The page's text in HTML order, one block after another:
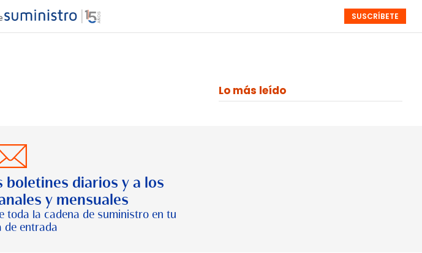
INTERMODAL PROTAGONISTAS
SEMANALES
MONOGRÁFICOS EVENTOS
SUSCRÍBETE
Lo más leído
diarios y a los
y mensuales
toda la cadena de suministro en tu
de entrada